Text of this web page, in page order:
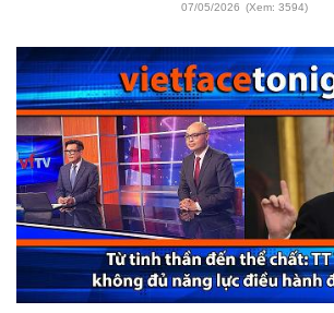
07/05/2026 (Xem: 3594)